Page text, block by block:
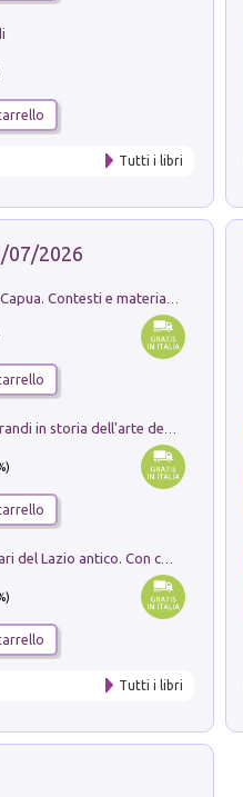
Tutti i libri
07/2026
I monumenti funerari del Lazio antico. Con cartella con tavole
Tutti i libri